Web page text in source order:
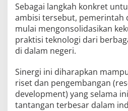
Sebagai langkah konkret
ambisi tersebut, pemerintah
mulai mengonsolidasikan
praktisi teknologi dari
di dalam negeri.
Sinergi ini diharapkan
riset dan pengembangan
development) yang selama
tantangan terbesar dalam